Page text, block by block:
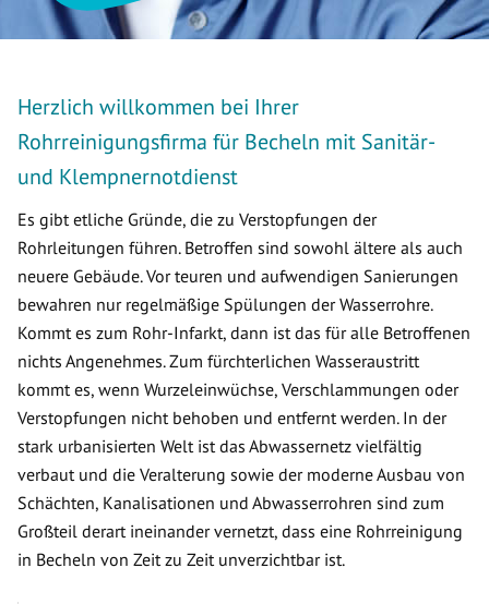
Herzlich willkommen bei Ihrer
Rohrreinigungsfirma für Becheln mit Sanitär-
und Klempnernotdienst
Es gibt etliche Gründe, die zu Verstopfungen der
Rohrleitungen führen. Betroffen sind sowohl ältere als auch
neuere Gebäude. Vor teuren und aufwendigen Sanierungen
bewahren nur regelmäßige Spülungen der Wasserrohre.
Kommt es zum Rohr-Infarkt, dann ist das für alle Betroffenen
nichts Angenehmes. Zum fürchterlichen Wasseraustritt
kommt es, wenn Wurzeleinwüchse, Verschlammungen oder
Verstopfungen nicht behoben und entfernt werden. In der
stark urbanisierten Welt ist das Abwassernetz vielfältig
verbaut und die Veralterung sowie der moderne Ausbau von
Schächten, Kanalisationen und Abwasserrohren sind zum
Großteil derart ineinander vernetzt, dass eine Rohrreinigung
in Becheln von Zeit zu Zeit unverzichtbar ist.